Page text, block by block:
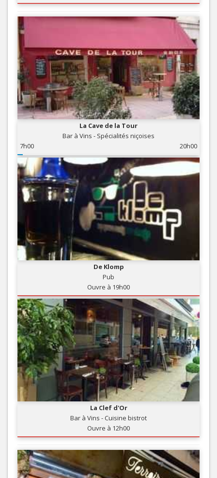
La Cave de la Tour
Bar à Vins - Spécialités niçoises
7h00
20h00
De Klomp
Pub
Ouvre à 19h00
La Clef d'Or
Bar à Vins - Cuisine bistrot
Ouvre à 12h00